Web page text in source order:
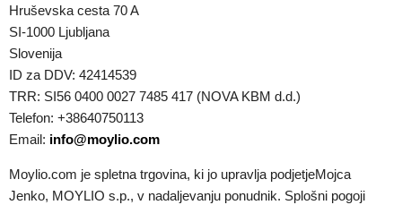
Hruševska cesta 70 A
SI-1000 Ljubljana
Slovenija
ID za DDV: 42414539
TRR: SI56 0400 0027 7485 417 (NOVA KBM d.d.)
Telefon: +38640750113
Email: info@moylio.com
Moylio.com je spletna trgovina, ki jo upravlja podjetjeMojca
Jenko, MOYLIO s.p., v nadaljevanju ponudnik. Splošni pogoji